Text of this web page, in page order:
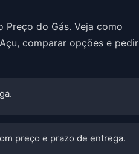
do Gás. Veja como
Açu, comparar opções e pedir
preço e prazo de entrega.